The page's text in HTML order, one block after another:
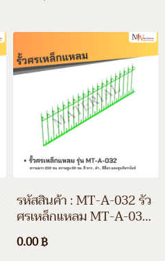
รหัสสินค้า : MT-A-032 รั้ว
ศรเหล็กแหลม MT-A-032
ความยาว 200 ซม. ความสูง
60 ซม. สีขาว สีดำ สีอื่นๆ
0.00 ฿